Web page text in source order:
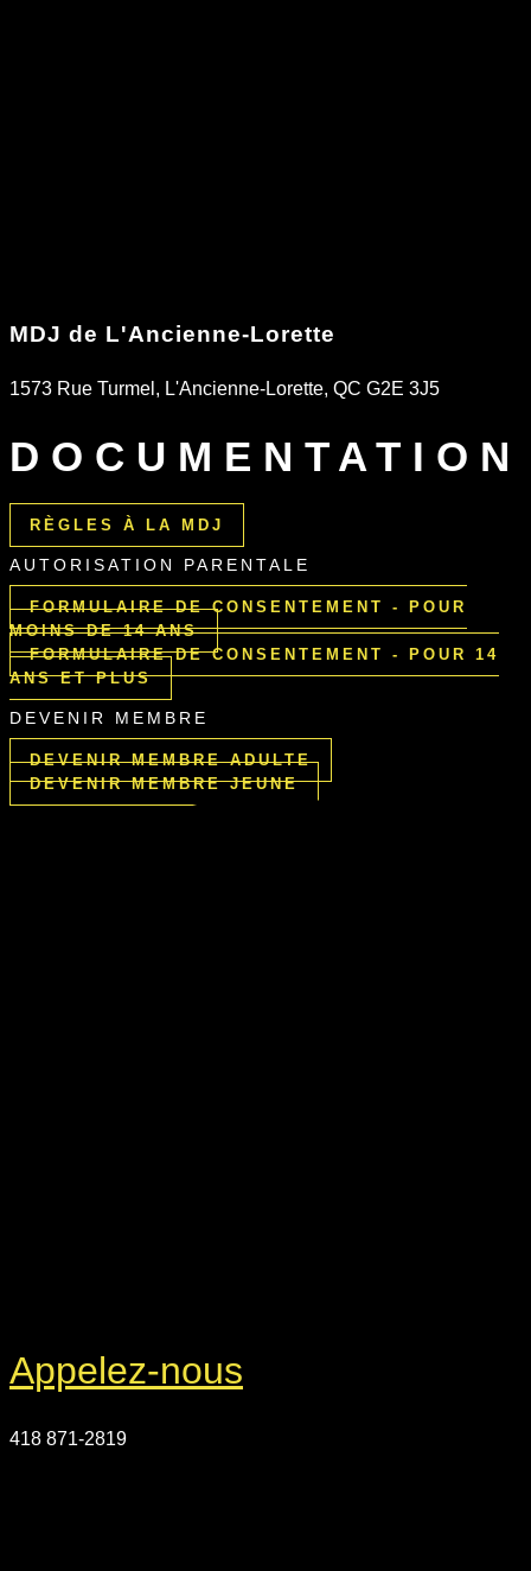
MDJ de L'Ancienne-Lorette
1573 Rue Turmel, L'Ancienne-Lorette, QC G2E 3J5
DOCUMENTATION
RÈGLES À LA MDJ
AUTORISATION PARENTALE
FORMULAIRE DE CONSENTEMENT - POUR
MOINS DE 14 ANS
FORMULAIRE DE CONSENTEMENT - POUR 14
ANS ET PLUS
DEVENIR MEMBRE
DEVENIR MEMBRE ADULTE
DEVENIR MEMBRE JEUNE
Appelez-nous
418 871-2819